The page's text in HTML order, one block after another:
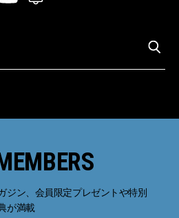
ジン、会員限定プレゼントや特別
が満載